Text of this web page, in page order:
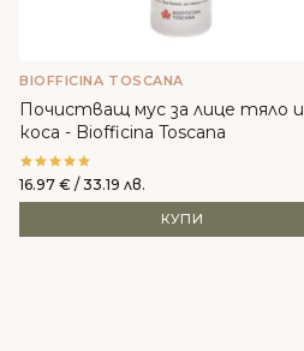
BIOFFICINA TOSCANA
Почистващ мус за лице тяло и
коса - Biofficina Toscana
16.97 € / 33.19 лв.
КУПИ